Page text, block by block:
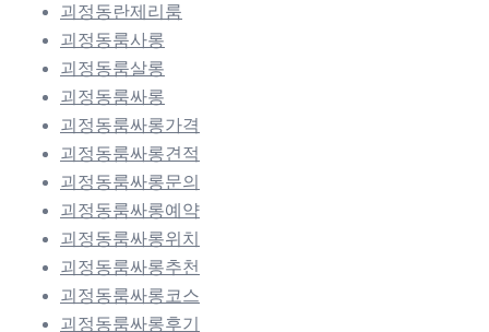
괴정동란제리룸
괴정동룸사롱
괴정동룸살롱
괴정동룸싸롱
괴정동룸싸롱가격
괴정동룸싸롱견적
괴정동룸싸롱문의
괴정동룸싸롱예약
괴정동룸싸롱위치
괴정동룸싸롱추천
괴정동룸싸롱코스
괴정동룸싸롱후기